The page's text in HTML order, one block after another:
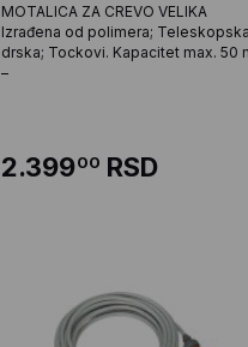
MOTALICA ZA CREVO VELIKA
Izrađena od polimera; Teleskopska
drska; Tockovi. Kapacitet max. 50
–
2.39900 RSD